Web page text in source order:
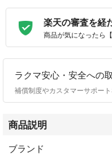
楽天の審査を経
商品が気になったら
ラクマ安心・安全への
補償制度やカスタマーサポー
商品説明
ブランド